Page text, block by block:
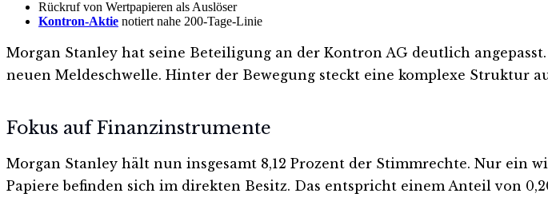
Rückruf von Wertpapieren als Auslöser
Kontron-Aktie notiert nahe 200-Tage-Linie
Morgan Stanley hat seine Beteiligung an der Kontron AG deutlich
neuen Meldeschwelle. Hinter der Bewegung steckt eine komplexe Struktur
Fokus auf Finanzinstrumente
Morgan Stanley hält nun insgesamt 8,12 Prozent der Stimmrechte. Nur ein
Papiere befinden sich im direkten Besitz. Das entspricht einem Anteil von